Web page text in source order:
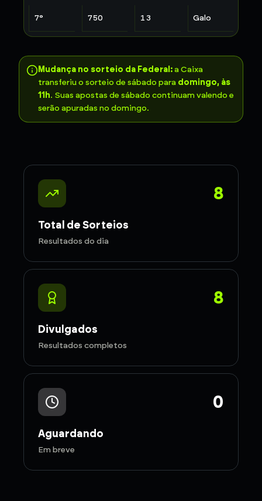
7° 750 13 Galo
Mudança no sorteio da Federal:a Caixa
transferiu o sorteio de sábado para domingo, às
11h. Suas apostas de sábado continuam valendo e
serão apuradas no domingo.
8
Total de Sorteios
Resultados do dia
8
Divulgados
Resultados completos
0
Aguardando
Em breve